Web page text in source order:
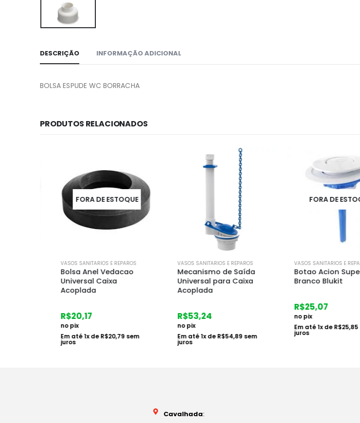
DESCRIÇÃO INFORMAÇÃO ADICIONAL
BOLSA ESPUDE WC BORRACHA
PRODUTOS RELACIONADOS
FORA DE ESTOQUE
VASOS SANITARIOS E REPAROS
Bolsa Anel Vedacao
Universal Caixa
Acoplada
20,17
no pix
Em até1x deR$20,79sem
juros
VASOS SANITARIOS E REPAROS
Mecanismo de Saída
Universal para Caixa
Acoplada
53,24
no pix
Em até1x deR$54,89sem
juros
FORA DE ESTOQUE
VASOS SANITARIOS E REPAROS
Botao Acion Superior
Branco Blukit
25,07
no pix
Em até1x deR$25,85sem
juros
Cavalhada: